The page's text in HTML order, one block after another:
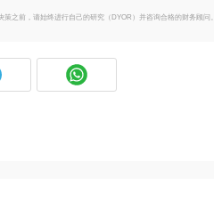
之前，请始终进行自己的研究（DYOR）并咨询合格的财务顾问。